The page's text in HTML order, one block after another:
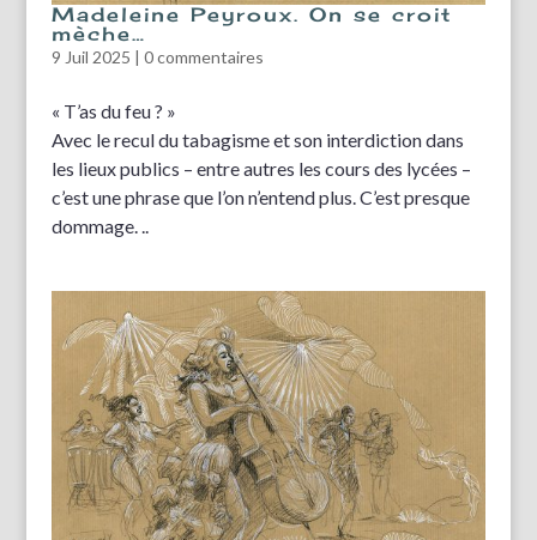
Madeleine Peyroux. On se croit
mèche…
9 Juil 2025 | 0 commentaires
« T’as du feu ? »
Avec le recul du tabagisme et son interdiction dans
les lieux publics – entre autres les cours des lycées –
c’est une phrase que l’on n’entend plus. C’est presque
dommage. ..